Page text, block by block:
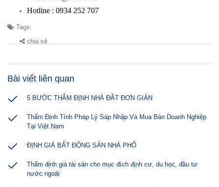
Hotline : 0934 252 707
Tags:
chia sẻ
Bài viết liên quan
5 BƯỚC THẨM ĐỊNH NHÀ ĐẤT ĐƠN GIẢN
Thẩm Định Tính Pháp Lý Sáp Nhập Và Mua Bán Doanh Nghiệp
Tại Việt Nam
ĐỊNH GIÁ BẤT ĐỘNG SẢN NHÀ PHỐ
Thẩm định giá tài sản cho mục đích định cư, du học, đầu tư
nước ngoài